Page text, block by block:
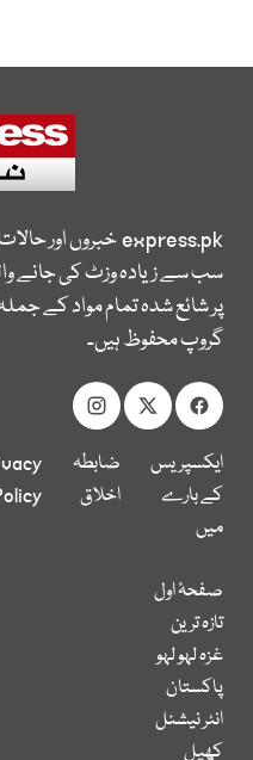
express.pkخبروں اور
سب سے زیادہ وزٹ کی جانے
پر شائع شدہ تمام مواد کے
گروپ محفوظ ہیں۔
ایکسپریس
کے بارے
میں
ضابطہ
اخلاق
صفحۂ اول
تازہ ترین
غزہ لہو لہو
پاکستان
انٹر نیشنل
کھیل